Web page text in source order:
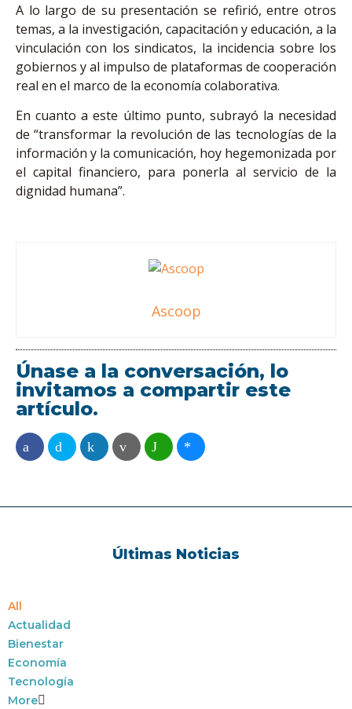
A lo largo de su presentación se refirió, entre otros
temas, a la investigación, capacitación y educación, a la
vinculación con los sindicatos, la incidencia sobre los
gobiernos y al impulso de plataformas de cooperación
real en el marco de la economía colaborativa.
En cuanto a este último punto, subrayó la necesidad
de “transformar la revolución de las tecnologías de la
información y la comunicación, hoy hegemonizada por
el capital financiero, para ponerla al servicio de la
dignidad humana”.
Ascoop
Únase a la conversación, lo
invitamos a compartir este
artículo.
Últimas Noticias
All
Actualidad
Bienestar
Economía
Tecnología
More